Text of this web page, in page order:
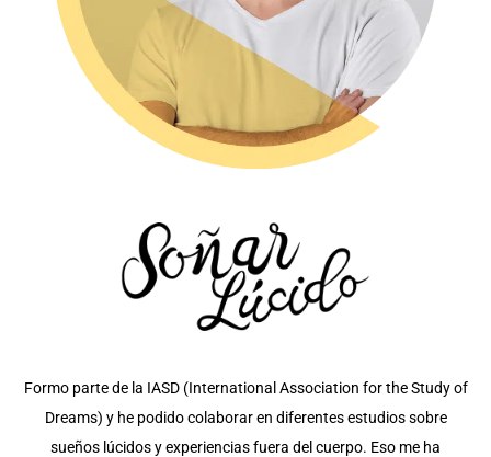
Formo parte de la IASD (International Association for the Study of
Dreams) y he podido colaborar en diferentes estudios sobre
sueños lúcidos y experiencias fuera del cuerpo. Eso me ha